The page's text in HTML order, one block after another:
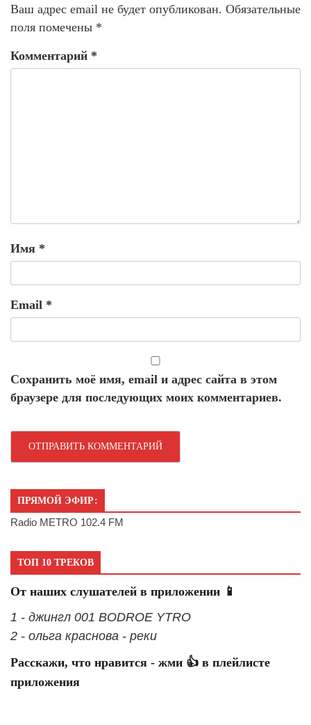
Ваш адрес email не будет опубликован. Обязательные
поля помечены *
Комментарий *
Имя *
Email *
Сохранить моё имя, email и адрес сайта в этом
браузере для последующих моих комментариев.
ПРЯМОЙ ЭФИР:
Radio METRO 102.4 FM
ТОП 10 ТРЕКОВ
От наших слушателей в приложении 📱
1 - джингл 001 BODROE YTRO
2 - ольга краснова - реки
Расскажи, что нравится - жми 👍 в плейлисте
приложения